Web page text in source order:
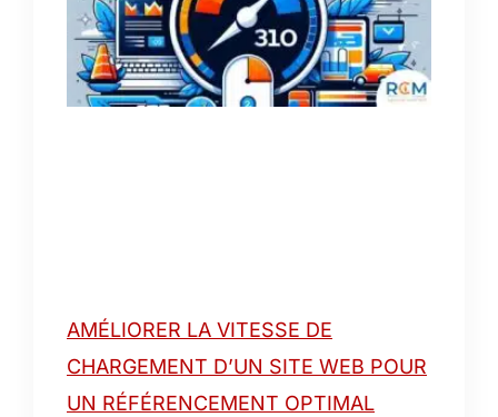
AMÉLIORER LA VITESSE DE
CHARGEMENT D’UN SITE WEB POUR
UN RÉFÉRENCEMENT OPTIMAL